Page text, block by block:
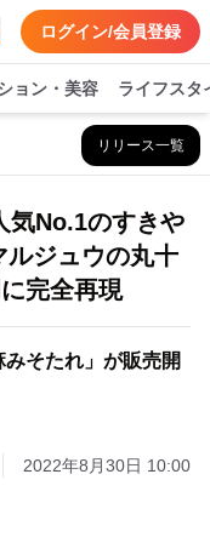
ログイン/会員登録
ョン・美容 ライフスタ
リリース一覧
気No.1のすきや
ルジュウの丸十
完全再現
そたれ」が販売開
2022年8月30日 10:00